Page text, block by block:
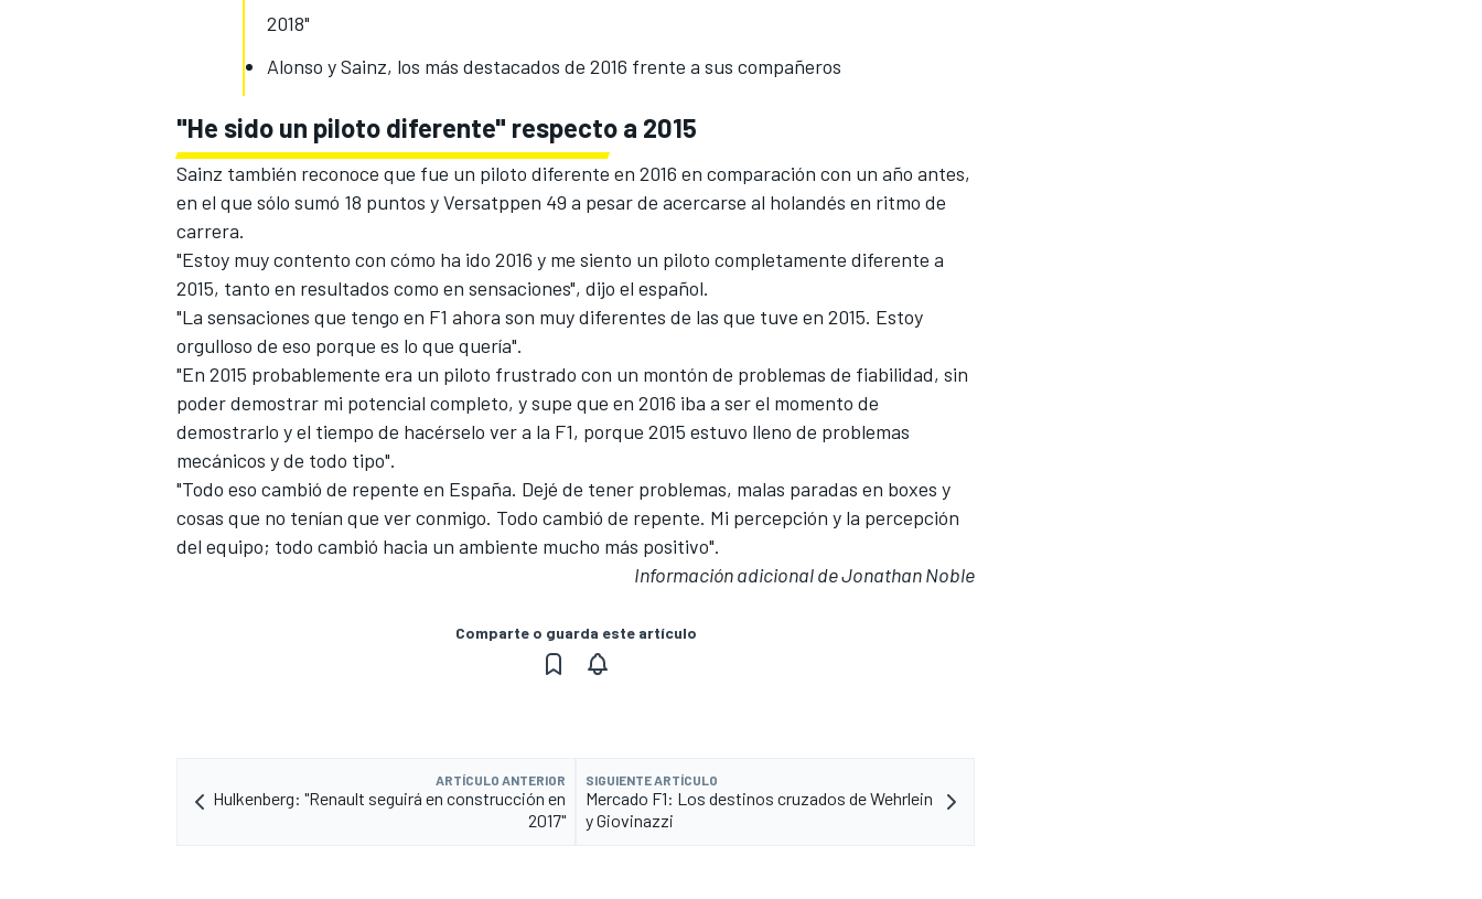
MÁS CATEGORÍAS
2018"
Alonso y Sainz, los más destacados de 2016 frente a sus compañeros
"He sido un piloto diferente" respecto a 2015
Sainz también reconoce que fue un piloto diferente en 2016 en comparación con un año antes,
en el que sólo sumó 18 puntos y Versatppen 49 a pesar de acercarse al holandés en ritmo de
carrera.
"Estoy muy contento con cómo ha ido 2016 y me siento un piloto completamente diferente a
2015, tanto en resultados como en sensaciones", dijo el español.
"La sensaciones que tengo en F1 ahora son muy diferentes de las que tuve en 2015. Estoy
orgulloso de eso porque es lo que quería".
"En 2015 probablemente era un piloto frustrado con un montón de problemas de fiabilidad, sin
poder demostrar mi potencial completo, y supe que en 2016 iba a ser el momento de
demostrarlo y el tiempo de hacérselo ver a la F1, porque 2015 estuvo lleno de problemas
mecánicos y de todo tipo".
"Todo eso cambió de repente en España. Dejé de tener problemas, malas paradas en boxes y
cosas que no tenían que ver conmigo. Todo cambió de repente. Mi percepción y la percepción
del equipo; todo cambió hacia un ambiente mucho más positivo".
Información adicional de Jonathan Noble
Comparte o guarda este artículo
ARTÍCULO ANTERIOR
Hulkenberg: "Renault seguirá en construcción en
2017"
SIGUIENTE ARTÍCULO
Mercado F1: Los destinos cruzados de Wehrlein
y Giovinazzi